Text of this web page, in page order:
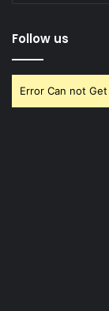
Follow us
Error Can not